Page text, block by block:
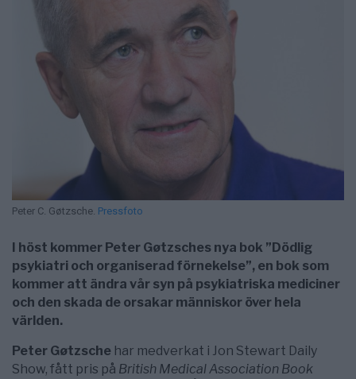
Peter C. Gøtzsche. Pressfoto
I höst kommer Peter Gøtzsches nya bok ”Dödlig
psykiatri och organiserad förnekelse”, en bok som
kommer att ändra vår syn på psykiatriska mediciner
och den skada de orsakar människor över hela
världen.
Peter Gøtzsche har medverkat i Jon Stewart Daily
Show, fått pris på British Medical Association Book